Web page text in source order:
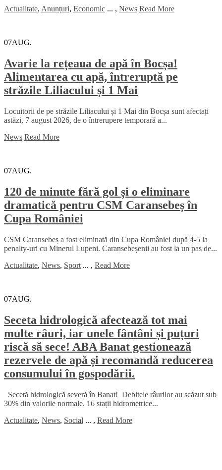
Actualitate, Anunțuri, Economic ... , News Read More
07AUG.
Avarie la rețeaua de apă în Bocșa!
Alimentarea cu apă, întreruptă pe
străzile Liliacului și 1 Mai
Locuitorii de pe străzile Liliacului și 1 Mai din Bocșa sunt afectați
astăzi, 7 august 2026, de o întrerupere temporară a...
News Read More
07AUG.
120 de minute fără gol și o eliminare
dramatică pentru CSM Caransebeș în
Cupa României
CSM Caransebeș a fost eliminată din Cupa României după 4-5 la
penalty-uri cu Minerul Lupeni. Caransebeșenii au fost la un pas de...
Actualitate, News, Sport ... , Read More
07AUG.
Seceta hidrologică afectează tot mai
multe râuri, iar unele fântâni și puțuri
riscă să sece! ABA Banat gestionează
rezervele de apă și recomandă reducerea
consumului în gospodării.
Secetă hidrologică severă în Banat! Debitele râurilor au scăzut sub
30% din valorile normale. 16 stații hidrometrice...
Actualitate, News, Social ... , Read More